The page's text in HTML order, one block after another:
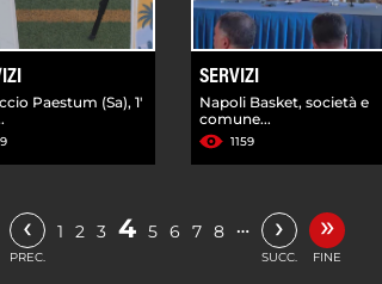
Paestum (Sa), 1'
SERVIZI
Napoli Basket, società e
comune...
1159
‹
PREC.
1 2 3 4 5 6 7 8 … ›
SUCC.
»
FINE